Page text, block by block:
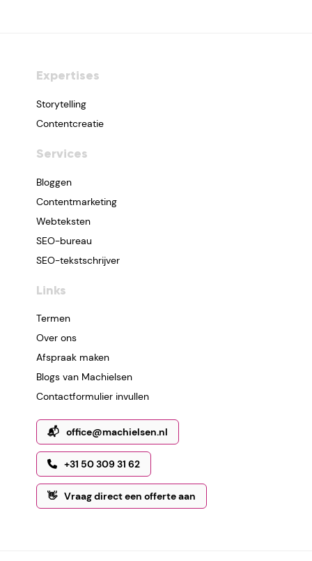
Expertises
Storytelling
Contentcreatie
Services
Bloggen
Contentmarketing
Webteksten
SEO-bureau
SEO-tekstschrijver
Links
Termen
Over ons
Afspraak maken
Blogs van Machielsen
Contactformulier invullen
📬 office@machielsen.nl
+31 50 309 31 62
👋 Vraag direct een offerte aan